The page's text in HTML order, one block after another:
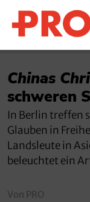
Chinas
schweren
In Berlin treffen
Glauben in
Landsleute in
beleuchtet ein
Von PRO